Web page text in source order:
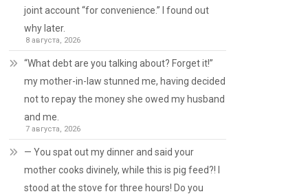
joint account “for convenience.” I found out
why later.
8 августа, 2026
“What debt are you talking about? Forget it!”
my mother-in-law stunned me, having decided
not to repay the money she owed my husband
and me.
7 августа, 2026
— You spat out my dinner and said your
mother cooks divinely, while this is pig feed?! I
stood at the stove for three hours! Do you